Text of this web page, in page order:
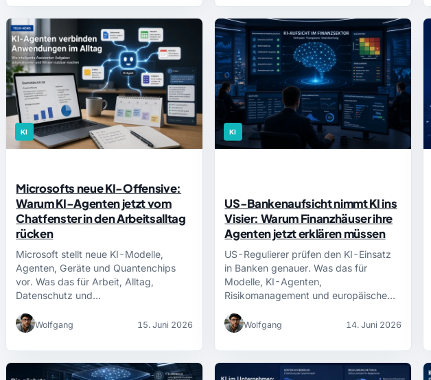
KI
Microsofts neue KI-Offensive:
Warum KI-Agenten jetzt vom
Chatfenster in den Arbeitsalltag
rücken
Microsoft stellt neue KI-Modelle,
Agenten, Geräte und Quantenchips
vor. Was das für Arbeit, Alltag,
Datenschutz und…
Wolfgang 15. Juni 2026
KI
US-Bankenaufsicht nimmt KI ins
Visier: Warum Finanzhäuser ihre
Agenten jetzt erklären müssen
US-Regulierer prüfen den KI-Einsatz
in Banken genauer. Was das für
Modelle, KI-Agenten,
Risikomanagement und europäische
Wolfgang 14. Juni 2026